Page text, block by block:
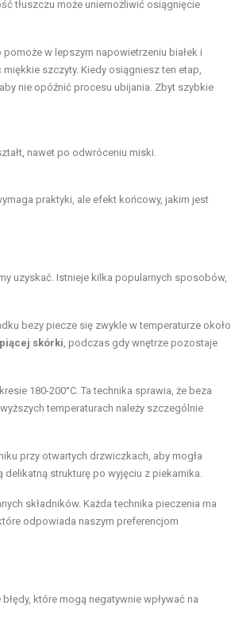
tłuszczu może uniemożliwić osiągnięcie
w lepszym napowietrzeniu białek i
szczyty. Kiedy osiągniesz ten etap,
nie opóźnić procesu ubijania. Zbyt szybkie
nawet po odwróceniu miski.
praktyki, ale efekt końcowy, jakim jest
uzyskać. Istnieje kilka popularnych sposobów,
bezy piecze się zwykle w temperaturze około
skórki, podczas gdy wnętrze pozostaje
180-200°C. Ta technika sprawia, że beza
temperaturach należy szczególnie
przy otwartych drzwiczkach, aby mogła
delikatną strukturę po wyjęciu z piekarnika.
składników. Każda technika pieczenia ma
odpowiada naszym preferencjom
które mogą negatywnie wpływać na